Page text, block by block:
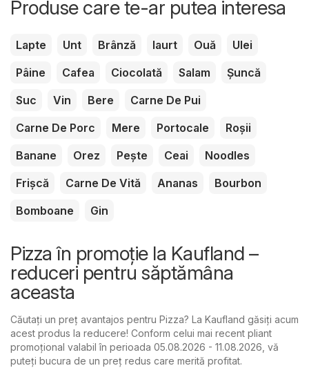
Produse care te-ar putea interesa
Lapte Unt Brânză Iaurt Ouă
Ulei
Pâine
Cafea Ciocolată Salam
Șuncă
Suc
Vin Bere
Carne De Pui
Carne De Porc
Mere Portocale
Roșii
Banane
Orez Pește Ceai
Noodles
Frișcă
Carne De Vită Ananas
Bourbon
Bomboane
Gin
Pizza în promoție la Kaufland –
reduceri pentru săptămâna
aceasta
Căutați un preț avantajos pentru Pizza? La Kaufland găsiți acum
acest produs la reducere! Conform celui mai recent pliant
promoțional valabil în perioada 05.08.2026 - 11.08.2026, vă
puteți bucura de un preț redus care merită profitat.